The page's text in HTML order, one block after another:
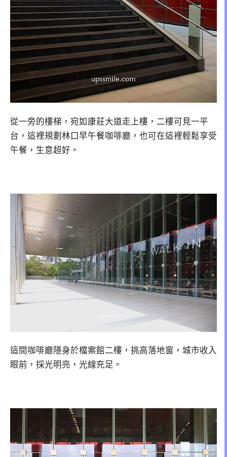
從一旁的樓梯，宛如康莊大道走上樓，二樓可見一平
台，這裡規劃林口早午餐咖啡廳，也可在這裡輕鬆享受
午餐，生意超好。
這間咖啡廳隱身於檔案館二樓，挑高落地窗，城市收入
眼前，採光明亮，光線充足。